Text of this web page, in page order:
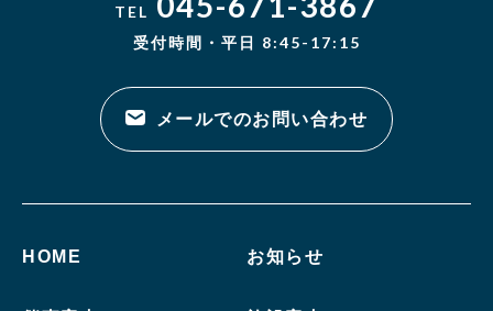
TEL
受付時間・平日 8:45-17:15
メールでのお問い合わせ
HOME お知らせ